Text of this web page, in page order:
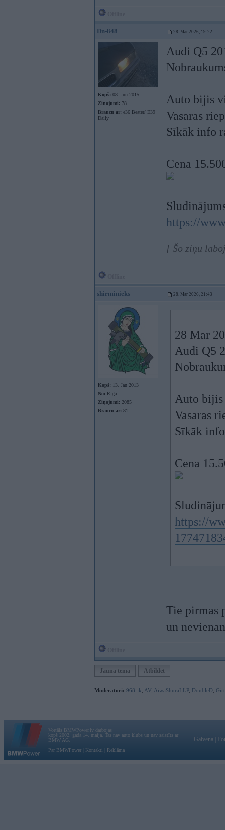
Dn-848 28. Mar 2026, 19:22
Kopš: 08. Jun 2015
Ziņojumi: 78
Braucu ar: e36 Beater/ E39
Daily
Audi Q5
Auto bijis
Vasaras
Sīkāk info
Cena
https://
[ Šo ziņu
shirminieks 28. Mar 2026, 21:43
Kopš: 13. Jan 2013
No: Rīga
Ziņojumi: 2085
Braucu ar: 81
28 Mar
Audi Q5
Auto bijis
Vasaras
Sīkāk
Cena
https://
Tie pirmas
un
Jauna tēma Atbildēt
Moderatori: 968-jk AV AiwaShuraLLP, DoubleD
Vortāls BMWPower.lv darbojas
kopš 2002. gada 14. maija. Tas nav auto klubs un nav saistīts ar
BMW AG.
Par BMWPower
Kontakti Reklāma
Galvena